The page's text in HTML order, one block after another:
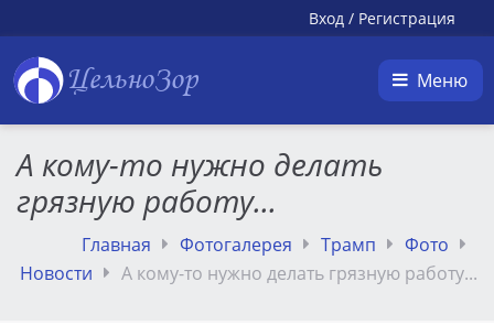
Вход / Регистрация
ЦельноЗор Меню
А кому-то нужно делать
грязную работу...
Главная Фотогалерея Трамп
Фото
Новости
А кому-то нужно делать грязную работу...